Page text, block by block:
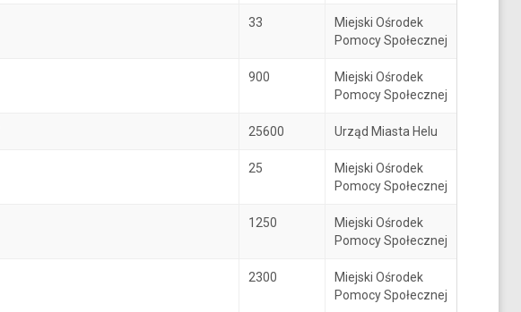
33
Miejski Ośrodek
Pomocy Społecznej
900
Miejski Ośrodek
Pomocy Społecznej
25600 Urząd Miasta Helu
25
Miejski Ośrodek
Pomocy Społecznej
1250
Miejski Ośrodek
Pomocy Społecznej
2300
Miejski Ośrodek
Pomocy Społecznej